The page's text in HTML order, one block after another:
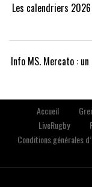
Les calendriers
Info MS. Mercato :
Accueil
LiveRugby
Conditions générales